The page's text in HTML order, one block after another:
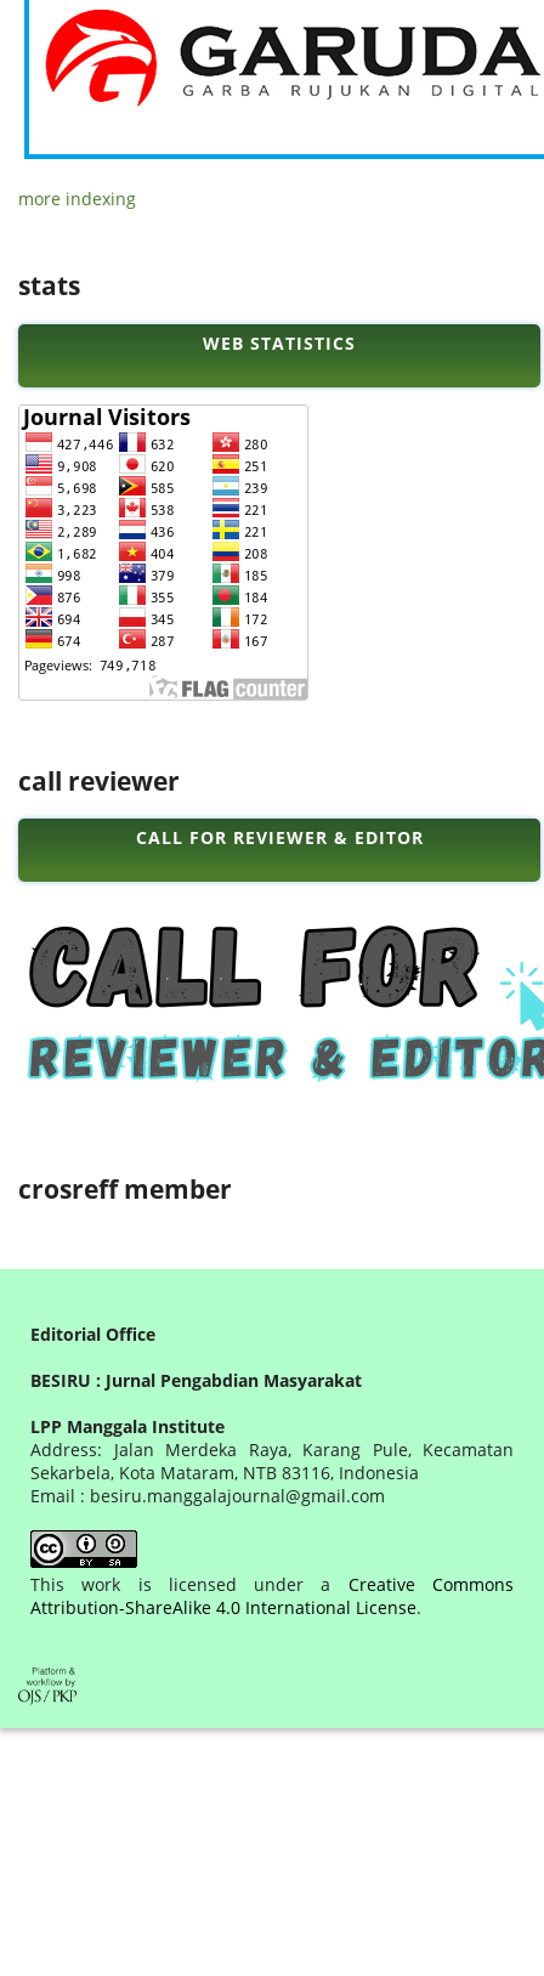
more indexing
stats
WEB STATISTICS
call reviewer
CALL FOR REVIEWER & EDITOR
crosreff member
Editorial Office
BESIRU : Jurnal Pengabdian Masyarakat
LPP Manggala Institute
Address: Jalan Merdeka Raya, Karang Pule, Kecamatan
Sekarbela, Kota Mataram, NTB 83116, Indonesia
Email : besiru.manggalajournal@gmail.com
This work is licensed under a Creative Commons
Attribution-ShareAlike 4.0 International License.